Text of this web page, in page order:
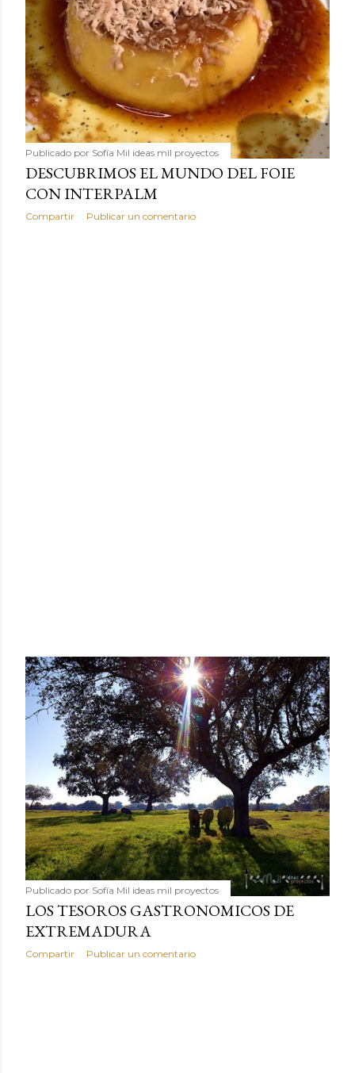
humilde como la alubia de La Bañeza en un snack ligero,
dorado, cargado de proteína y 100% natural. Es el
sustituto perfecto a los frutos se...
Publicado por Sofía Mil ideas mil proyectos
DESCUBRIMOS EL MUNDO DEL FOIE
CON INTERPALM
Compartir Publicar un comentario
Publicado por Sofía Mil ideas mil proyectos
LOS TESOROS GASTRONOMICOS DE
EXTREMADURA
Compartir Publicar un comentario